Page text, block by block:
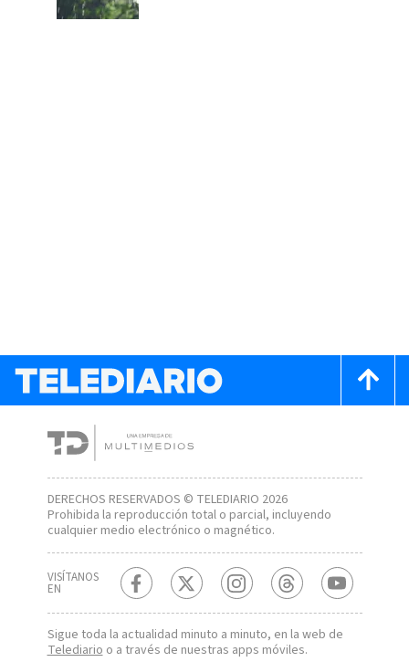
DERECHOS RESERVADOS © TELEDIARIO 2026
Prohibida la reproducción total o parcial, incluyendo
cualquier medio electrónico o magnético.
VISÍTANOS
EN
Sigue toda la actualidad minuto a minuto, en la web de
Telediarioo a través de nuestras apps móviles.